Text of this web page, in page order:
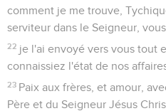
comment je me trouve,
serviteur dans le Seigneur,
22 je l'ai envoyé vers vous tout
connaissiez l'état de nos
23 Paix aux frères, et amour,
Père et du Seigneur Jésus